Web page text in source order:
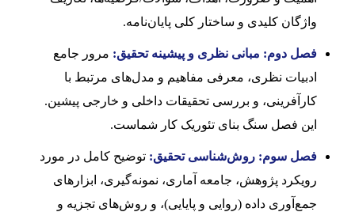
واژگان کلیدی و ساختار کلی پایان‌نامه.
فصل دوم: مبانی نظری و پیشینه تحقیق: مرور جامع
ادبیات نظری، معرفی مفاهیم و مدل‌های مرتبط با
کارآفرینی، و بررسی تحقیقات داخلی و خارجی پیشین.
این فصل سنگ بنای تئوریک کار شماست.
فصل سوم: روش‌شناسی تحقیق: توضیح کامل در مورد
رویکرد پژوهش، جامعه آماری، نمونه‌گیری، ابزارهای
جمع‌آوری داده (روایی و پایایی)، و روش‌های تجزیه و